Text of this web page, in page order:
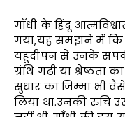
गाँधी के हिंदू
गया,यह समझने में कि
यहूदीपन से उनके
ग्रंथि गढ़ी या श्रेष्ठता
सुधार का जिम्मा भी
लिया था.उनकी रुचि